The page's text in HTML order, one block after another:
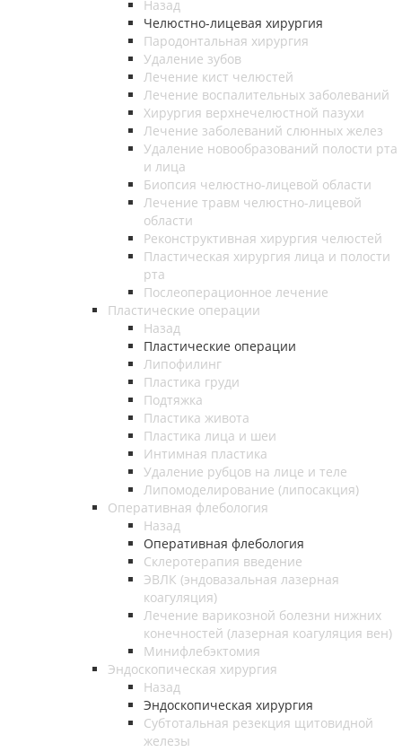
Назад
Челюстно-лицевая хирургия
Пародонтальная хирургия
Удаление зубов
Лечение кист челюстей
Лечение воспалительных заболеваний
Хирургия верхнечелюстной пазухи
Лечение заболеваний слюнных желез
Удаление новообразований полости рта
и лица
Биопсия челюстно-лицевой области
Лечение травм челюстно-лицевой
области
Реконструктивная хирургия челюстей
Пластическая хирургия лица и полости
рта
Послеоперационное лечение
Пластические операции
Назад
Пластические операции
Липофилинг
Пластика груди
Подтяжка
Пластика живота
Пластика лица и шеи
Интимная пластика
Удаление рубцов на лице и теле
Липомоделирование (липосакция)
Оперативная флебология
Назад
Оперативная флебология
Склеротерапия введение
ЭВЛК (эндовазальная лазерная
коагуляция)
Лечение варикозной болезни нижних
конечностей (лазерная коагуляция вен)
Минифлебэктомия
Эндоскопическая хирургия
Назад
Эндоскопическая хирургия
Субтотальная резекция щитовидной
железы